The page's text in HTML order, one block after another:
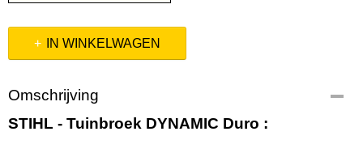
IN WINKELWAGEN
Omschrijving
STIHL - Tuinbroek DYNAMIC Duro :